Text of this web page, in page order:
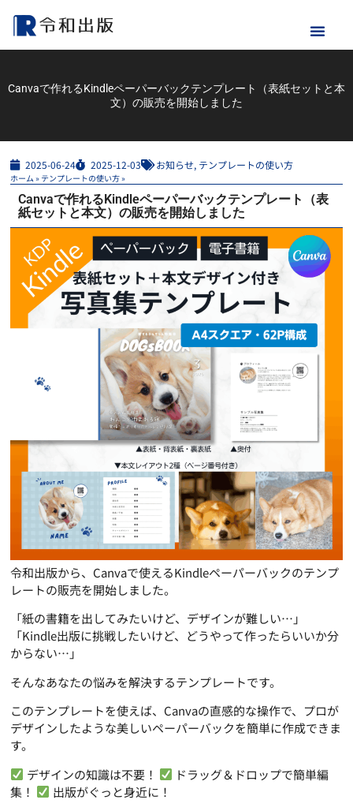
Canvaで作れるKindleペーパーバックテンプレート（表紙セットと本
文）の販売を開始しました
2025-06-24 2025-12-03 お知らせ, テンプレートの使い方
ホーム » テンプレートの使い方»
Canvaで作れるKindleペーパーバックテンプレート（表
紙セットと本文）の販売を開始しました
令和出版から、Canvaで使えるKindleペーパーバックのテンプ
レートの販売を開始しました。
「紙の書籍を出してみたいけど、デザインが難しい…」
「Kindle出版に挑戦したいけど、どうやって作ったらいいか分
からない…」
そんなあなたの悩みを解決するテンプレートです。
このテンプレートを使えば、Canvaの直感的な操作で、プロが
デザインしたような美しいペーパーバックを簡単に作成できま
す。
デザインの知識は不要！
ドラッグ＆ドロップで簡単編
集！
出版がぐっと身近に！